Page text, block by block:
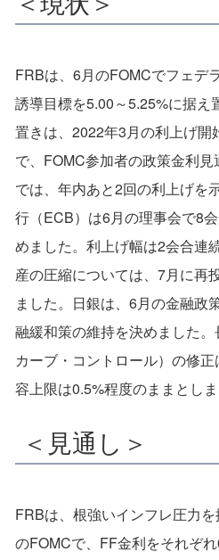
FRBは、6月のFOMCでフェデ
誘導目標を5.00～5.25%に据え
置きは、2022年3月の利上げ開
で、FOMC参加者の政策金利見
では、年内あと2回の利上げを
行（ECB）は6月の理事会で8
めました。利上げ幅は2会合連
産の圧縮については、7月に再
ました。日銀は、6月の金融政
融緩和策の維持を決めました
カーブ・コントロール）の修
容上限は0.5%程度のままとしま
＜見通し＞
FRBは、根強いインフレ圧力
のFOMCで、FF金利をそれぞ